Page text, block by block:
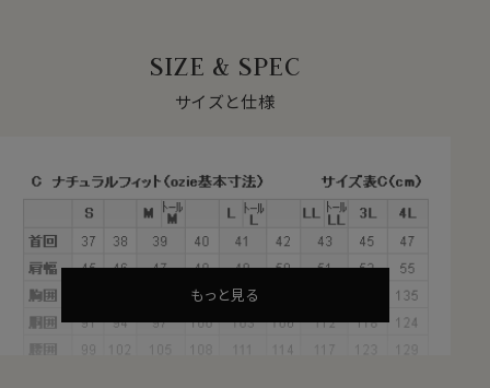
テンセル™と効くと化学合成繊維と思われている方が多
いのでは思いますが、木材パルプを原料として作られて
なのでテンセル™は化繊と違い、綿といった天然繊維と同
様に微生物によって分解され自然に戻ります。
また溶剤もほぼ100%再利用することができることから、
テンセル?は自然に配慮した環境に優しいエコ素材と言
われています。
これらの経緯があり、テンセル?は「化学合成繊維」とも違
SIZE & SPEC
サイズと仕様
もっと見る